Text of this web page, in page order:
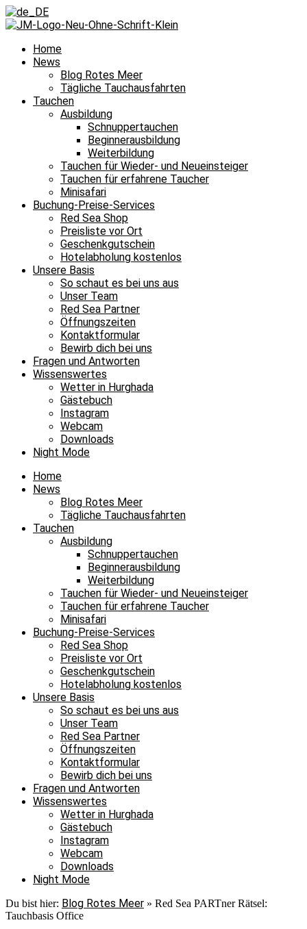
Home
News
Blog Rotes Meer
Tägliche Tauchausfahrten
Tauchen
Ausbildung
Schnuppertauchen
Beginnerausbildung
Weiterbildung
Tauchen für Wieder- und Neueinsteiger
Tauchen für erfahrene Taucher
Minisafari
Buchung-Preise-Services
Red Sea Shop
Preisliste vor Ort
Geschenkgutschein
Hotelabholung kostenlos
Unsere Basis
So schaut es bei uns aus
Unser Team
Red Sea Partner
Öffnungszeiten
Kontaktformular
Bewirb dich bei uns
Fragen und Antworten
Wissenswertes
Wetter in Hurghada
Gästebuch
Instagram
Webcam
Downloads
Night Mode
Home
News
Blog Rotes Meer
Tägliche Tauchausfahrten
Tauchen
Ausbildung
Schnuppertauchen
Beginnerausbildung
Weiterbildung
Tauchen für Wieder- und Neueinsteiger
Tauchen für erfahrene Taucher
Minisafari
Buchung-Preise-Services
Red Sea Shop
Preisliste vor Ort
Geschenkgutschein
Hotelabholung kostenlos
Unsere Basis
So schaut es bei uns aus
Unser Team
Red Sea Partner
Öffnungszeiten
Kontaktformular
Bewirb dich bei uns
Fragen und Antworten
Wissenswertes
Wetter in Hurghada
Gästebuch
Instagram
Webcam
Downloads
Night Mode
Du bist hier: Blog Rotes Meer » Red Sea PARTner Rätsel:
Tauchbasis Office